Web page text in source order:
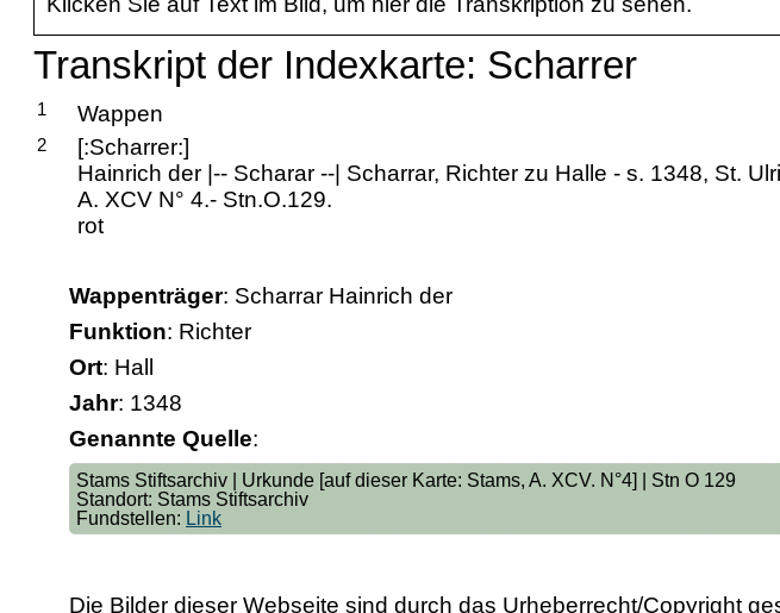
Transkript der Indexkarte: Scharrer
1 Wappen
2
[:Scharrer:]
Hainrich der |-- Scharar --| Scharrar, Richter zu Halle - s. 1348, St.
A. XCV N° 4.- Stn.O.129.
rot
Wappenträger: Scharrar Hainrich der
Funktion: Richter
Ort: Hall
Jahr: 1348
Genannte Quelle:
Stams Stiftsarchiv | Urkunde [auf dieser Karte: Stams, A. XCV. N°4] | Stn O 129
Standort: Stams Stiftsarchiv
Fundstellen: Link
Die Bilder dieser Webseite sind durch das Urheberrecht/Copyright